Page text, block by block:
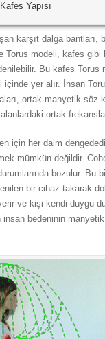
Yapısı
karşıt dalga
Torus modeli, kafes gibi
Bu kafes Torus
içinde yer alır. İnsan
ortak manyetik söz
ortak
için her daim
mümkün değildir.
bozulur. Bu
bir cihaz takarak
ve kişi kendi duygu
bedeninin